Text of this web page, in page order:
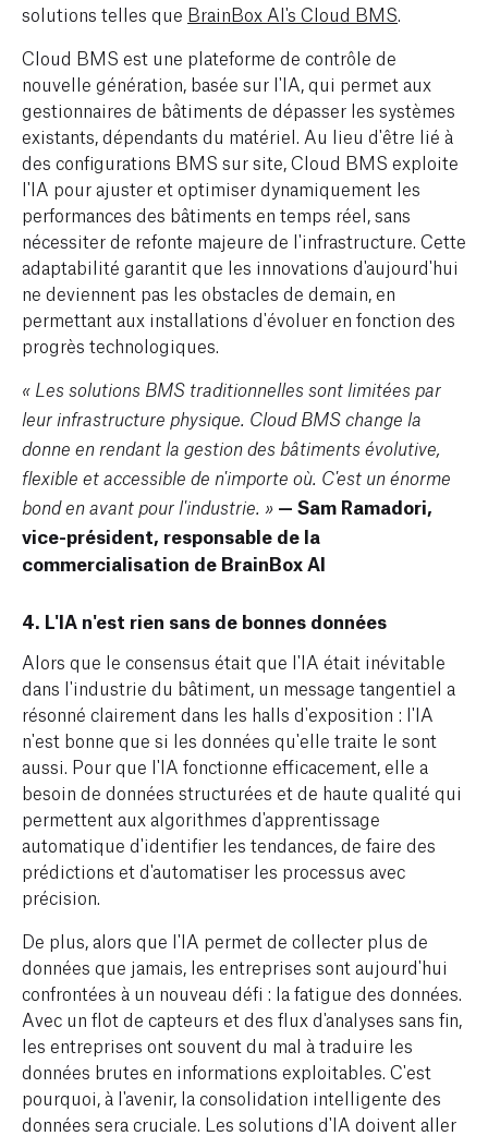
solutions telles que BrainBox AI's Cloud BMS
Cloud BMS est une plateforme de contrôle de
nouvelle génération, basée sur l'IA, qui permet aux
gestionnaires de bâtiments de dépasser les systèmes
existants, dépendants du matériel. Au lieu d'être lié à
des configurations BMS sur site, Cloud BMS exploite
l'IA pour ajuster et optimiser dynamiquement les
performances des bâtiments en temps réel, sans
nécessiter de refonte majeure de l'infrastructure. Cette
adaptabilité garantit que les innovations d'aujourd'hui
ne deviennent pas les obstacles de demain, en
permettant aux installations d'évoluer en fonction des
progrès technologiques.
« Les solutions BMS traditionnelles sont limitées par
leur infrastructure physique. Cloud BMS change la
donne en rendant la gestion des bâtiments évolutive,
flexible et accessible de n'importe où. C'est un énorme
bond en avant pour l'industrie. » — Sam Ramadori,
vice-président, responsable de la
commercialisation de BrainBox AI
4. L'IA n'est rien sans de bonnes données
Alors que le consensus était que l'IA était inévitable
dans l'industrie du bâtiment, un message tangentiel a
résonné clairement dans les halls d'exposition : l'IA
n'est bonne que si les données qu'elle traite le sont
aussi. Pour que l'IA fonctionne efficacement, elle a
besoin de données structurées et de haute qualité qui
permettent aux algorithmes d'apprentissage
automatique d'identifier les tendances, de faire des
prédictions et d'automatiser les processus avec
précision.
De plus, alors que l'IA permet de collecter plus de
données que jamais, les entreprises sont aujourd'hui
confrontées à un nouveau défi : la fatigue des données
Avec un flot de capteurs et des flux d'analyses sans fin,
les entreprises ont souvent du mal à traduire les
données brutes en informations exploitables. C'est
pourquoi, à l'avenir, la consolidation intelligente des
données sera cruciale. Les solutions d'IA doivent aller